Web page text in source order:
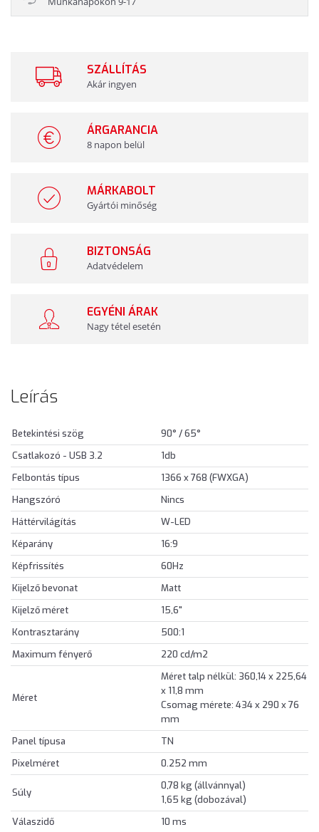
SZÁLLÍTÁS
Akár ingyen
ÁRGARANCIA
8 napon belül
MÁRKABOLT
Gyártói minőség
BIZTONSÁG
Adatvédelem
EGYÉNI ÁRAK
Nagy tétel esetén
Leírás
Betekintési szög
90° / 65°
Csatlakozó - USB 3.2
1db
Felbontás típus
1366 x 768 (FWXGA)
Hangszóró
Nincs
Háttérvilágítás
W-LED
Képarány
16:9
Képfrissítés
60Hz
Kijelző bevonat
Matt
Kijelző méret
15,6"
Kontrasztarány
500:1
Maximum fényerő
220 cd/m2
Méret
Méret talp nélkül: 360,14 x 225,64
x 11,8 mm
Csomag mérete: 434 x 290 x 76
mm
Panel típusa
TN
Pixelméret
0.252 mm
Súly
0,78 kg (állvánnyal)
1,65 kg (dobozával)
Válaszidő
10 ms